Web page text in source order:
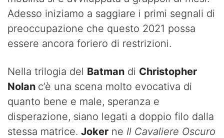
Adesso iniziamo a saggiare i primi segnali di
preoccupazione che questo 2021 possa
essere ancora foriero di restrizioni.
Nella trilogia del Batman di Christopher
Nolan c’è una scena molto evocativa di
quanto bene e male, speranza e
disperazione, siano legati a doppio filo dalla
stessa matrice. Joker ne Il Cavaliere Oscuro